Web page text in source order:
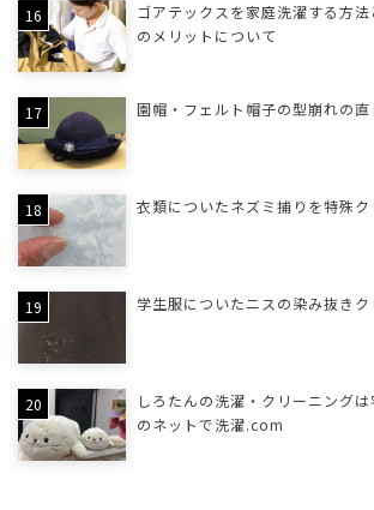
ゴアテックスを家庭洗濯する方
のメリットについて
園帽・フェルト帽子の型崩れの直
衣類についたネズミ捕りを特殊
学生服についたニスの染み抜き
しろたんの洗濯・クリーニング
のネットで洗濯.com